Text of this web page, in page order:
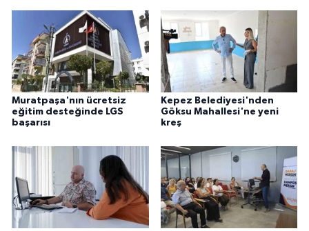
Muratpaşa'nın ücretsiz
eğitim desteğinde LGS
başarısı
Kepez Belediyesi'nden
Göksu Mahallesi'ne yeni
kreş